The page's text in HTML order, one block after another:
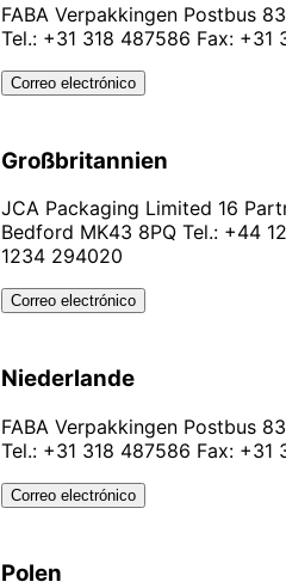
FABA Verpakkingen Postbus
Tel.: +31 318 487586 Fax: +31
Correo electrónico
Großbritannien
JCA Packaging Limited 16
Bedford MK43 8PQ Tel.: +44
1234 294020
Correo electrónico
Niederlande
FABA Verpakkingen Postbus
Tel.: +31 318 487586 Fax: +31
Correo electrónico
Polen